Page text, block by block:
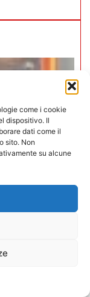
come i cookie
dispositivo. Il
dati come il
sito. Non
su alcune